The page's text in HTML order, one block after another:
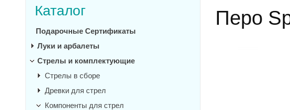
Перо
Каталог
Подарочные Сертификаты
Луки и арбалеты
Стрелы и комплектующие
Стрелы в сборе
Древки для стрел
Компоненты для стрел